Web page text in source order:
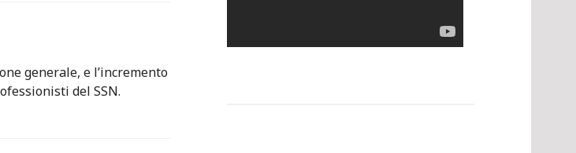
generale, e l’incremento
del SSN.